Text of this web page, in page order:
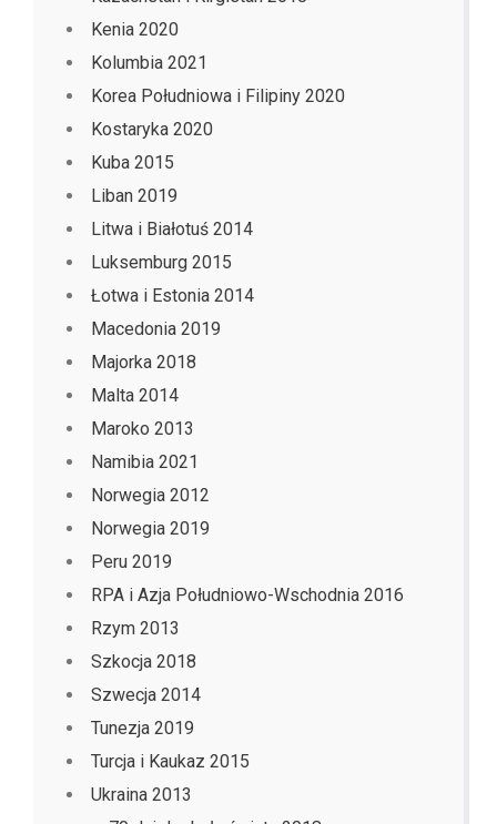
Kenia 2020
Kolumbia 2021
Korea Południowa i Filipiny 2020
Kostaryka 2020
Kuba 2015
Liban 2019
Litwa i Białotuś 2014
Luksemburg 2015
Łotwa i Estonia 2014
Macedonia 2019
Majorka 2018
Malta 2014
Maroko 2013
Namibia 2021
Norwegia 2012
Norwegia 2019
Peru 2019
RPA i Azja Południowo-Wschodnia 2016
Rzym 2013
Szkocja 2018
Szwecja 2014
Tunezja 2019
Turcja i Kaukaz 2015
Ukraina 2013